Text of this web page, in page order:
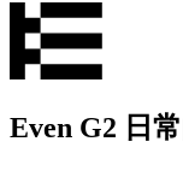
Even G2 日